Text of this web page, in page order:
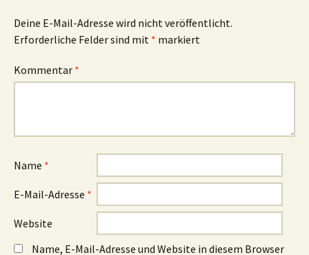
Deine E-Mail-Adresse wird nicht veröffentlicht.
Erforderliche Felder sind mit * markiert
Kommentar *
Name *
E-Mail-Adresse *
Website
Name, E-Mail-Adresse und Website in diesem Browser